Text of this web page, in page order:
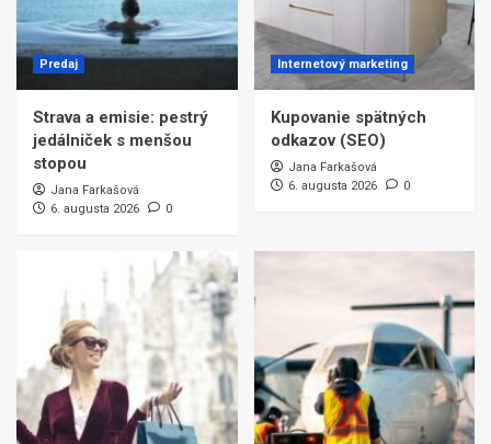
Predaj
Strava a emisie: pestrý
jedálniček s menšou
stopou
Jana Farkašová
6. augusta 2026
0
Internetový marketing
Kupovanie spätných
odkazov (SEO)
Jana Farkašová
6. augusta 2026
0